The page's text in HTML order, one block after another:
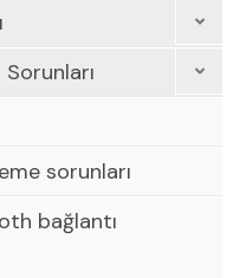
sorunları
bağlantı